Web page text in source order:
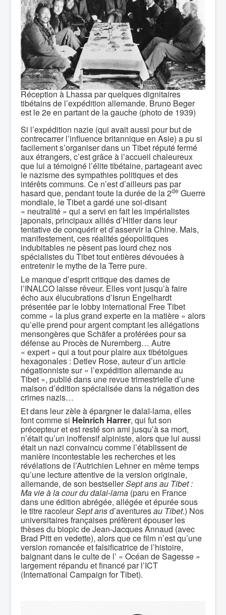
Réception à Lhassa par quelques dignitaires
tibétains de l’expédition allemande. Bruno Beger
est le 2e en partant de la gauche (photo de 1939)
Si l’expédition nazie (qui avait aussi pour but de
contrecarrer l’influence britannique en Asie) a pu si
facilement s’organiser dans un Tibet réputé fermé
aux étrangers, c’est grâce à l’accueil chaleureux
que lui a témoigné l’élite tibétaine, partageant avec
le nazisme des sympathies politiques et des
intérêts communs. Ce n’est d’ailleurs pas par
hasard que, pendant toute la durée de la 2de Guerre
mondiale, le Tibet a gardé une soi-disant
« neutralité » qui a servi en fait les impérialistes
japonais, principaux alliés d’Hitler dans leur
tentative de conquérir et d’asservir la Chine. Mais,
manifestement, ces réalités géopolitiques
indubitables ne pèsent pas lourd chez nos
spécialistes du Tibet tout entières dévouées à
entretenir le mythe de la Terre pure.
Le manque d’esprit critique des dames de
l’INALCO laisse rêveur. Elles vont jusqu’à faire
écho aux élucubrations d’Isrun Engelhardt
présentée par le lobby international Free Tibet
comme « la plus grand experte en la matière » alors
qu’elle prend pour argent comptant les allégations
mensongères que Schäfer a proférées pour sa
défense au Procès de Nuremberg… Autre
« expert » qui a tout pour plaire aux tibétolgues
hexagonales : Detlev Rose, auteur d’un article
négationniste sur « l’expédition allemande au
Tibet », publié dans une revue trimestrielle d’une
maison d’édition spécialisée dans la négation des
crimes nazis…
Et dans leur zèle à épargner le dalaï-lama, elles
font comme si Heinrich Harrer, qui fut son
précepteur et est resté son ami jusqu’à sa mort,
n’était qu’un inoffensif alpiniste, alors que lui aussi
était un nazi convaincu comme l’établissent de
manière incontestable les recherches et les
révélations de l’Autrichien Lehner en même temps
qu’une lecture attentive de la version originale,
allemande, de son bestsellerSept ans au Tibet:
Ma vie à la cour du dalai-lama (paru en France
dans une édition abrégée, allégée et épurée sous
le titre racoleurSept ansd’aventuresau Tibet.) Nos
universitaires françaises préfèrent épouser les
thèses du biopic de Jean-Jacques Annaud (avec
Brad Pitt en vedette), alors que ce film n’est qu’une
version romancée et falsificatrice de l’histoire,
baignant dans le culte de l’ « Océan de Sagesse »
largement répandu et financé par l’ICT
(International Campaign for Tibet).